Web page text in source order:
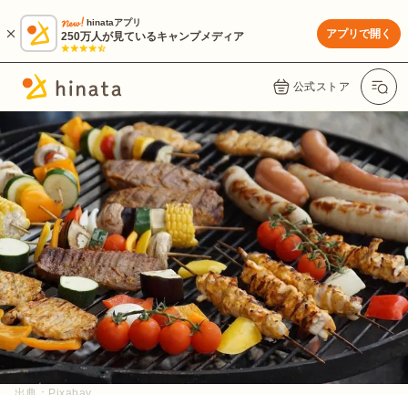
hinataアプリ
250万人が見ているキャンプメディア アプリで開く
公式ストア